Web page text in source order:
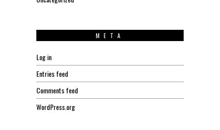
META
Log in
Entries feed
Comments feed
WordPress.org